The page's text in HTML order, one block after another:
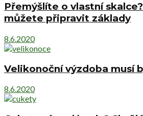
Přemýšlíte o vlastní
můžete připravit základy
8.6.2020
Velikonoční výzdoba musí
8.6.2020